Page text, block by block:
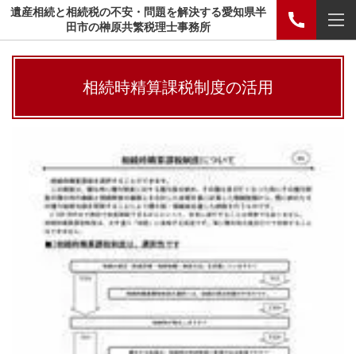
遺産相続と相続税の不安・問題を解決する愛知県半
田市の榊原共繁税理士事務所
相続時精算課税制度の活用